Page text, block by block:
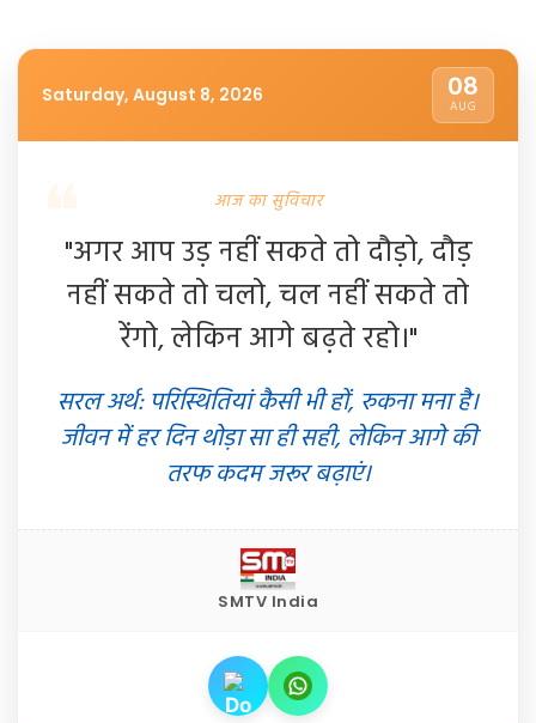
Saturday, August 8, 2026 08
AUG
आज का सुविचार
"अगर आप उड़ नहीं सकते तो दौड़ो, दौड़
नहीं सकते तो चलो, चल नहीं सकते तो
रेंगो, लेकिन आगे बढ़ते रहो।"
सरल अर्थ: परिस्थितियां कैसी भी हों, रुकना मना है।
जीवन में हर दिन थोड़ा सा ही सही, लेकिन आगे की
तरफ कदम जरूर बढ़ाएं।
SMTV India